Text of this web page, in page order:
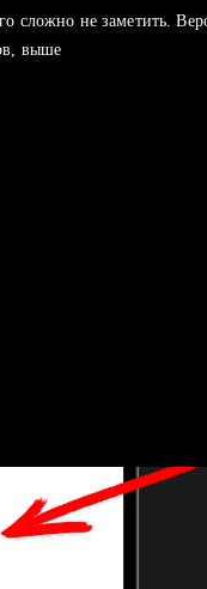
сложно не заметить.
выше